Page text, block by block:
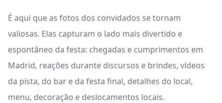
É aqui que as fotos dos convidados se tornam
valiosas. Elas capturam o lado mais divertido e
espontâneo da festa: chegadas e cumprimentos em
Madrid, reações durante discursos e brindes, vídeos
da pista, do bar e da festa final, detalhes do local,
menu, decoração e deslocamentos locais.